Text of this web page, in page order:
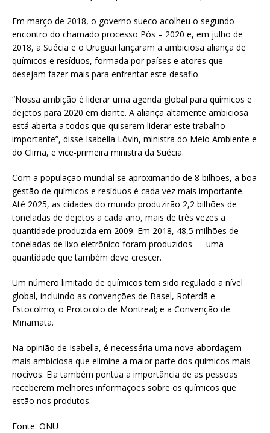
Em março de 2018, o governo sueco acolheu o segundo
encontro do chamado processo Pós – 2020 e, em julho de
2018, a Suécia e o Uruguai lançaram a ambiciosa aliança de
químicos e resíduos, formada por países e atores que
desejam fazer mais para enfrentar este desafio.
“Nossa ambição é liderar uma agenda global para químicos e
dejetos para 2020 em diante. A aliança altamente ambiciosa
está aberta a todos que quiserem liderar este trabalho
importante”, disse Isabella Lövin, ministra do Meio Ambiente e
do Clima, e vice-primeira ministra da Suécia.
Com a população mundial se aproximando de 8 bilhões, a boa
gestão de químicos e resíduos é cada vez mais importante.
Até 2025, as cidades do mundo produzirão 2,2 bilhões de
toneladas de dejetos a cada ano, mais de três vezes a
quantidade produzida em 2009. Em 2018, 48,5 milhões de
toneladas de lixo eletrônico foram produzidos — uma
quantidade que também deve crescer.
Um número limitado de químicos tem sido regulado a nível
global, incluindo as convenções de Basel, Roterdã e
Estocolmo; o Protocolo de Montreal; e a Convenção de
Minamata.
Na opinião de Isabella, é necessária uma nova abordagem
mais ambiciosa que elimine a maior parte dos químicos mais
nocivos. Ela também pontua a importância de as pessoas
receberem melhores informações sobre os químicos que
estão nos produtos.
Fonte: ONU